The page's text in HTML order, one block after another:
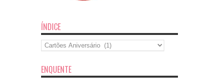
ÍNDICE
Índice
ENQUENTE